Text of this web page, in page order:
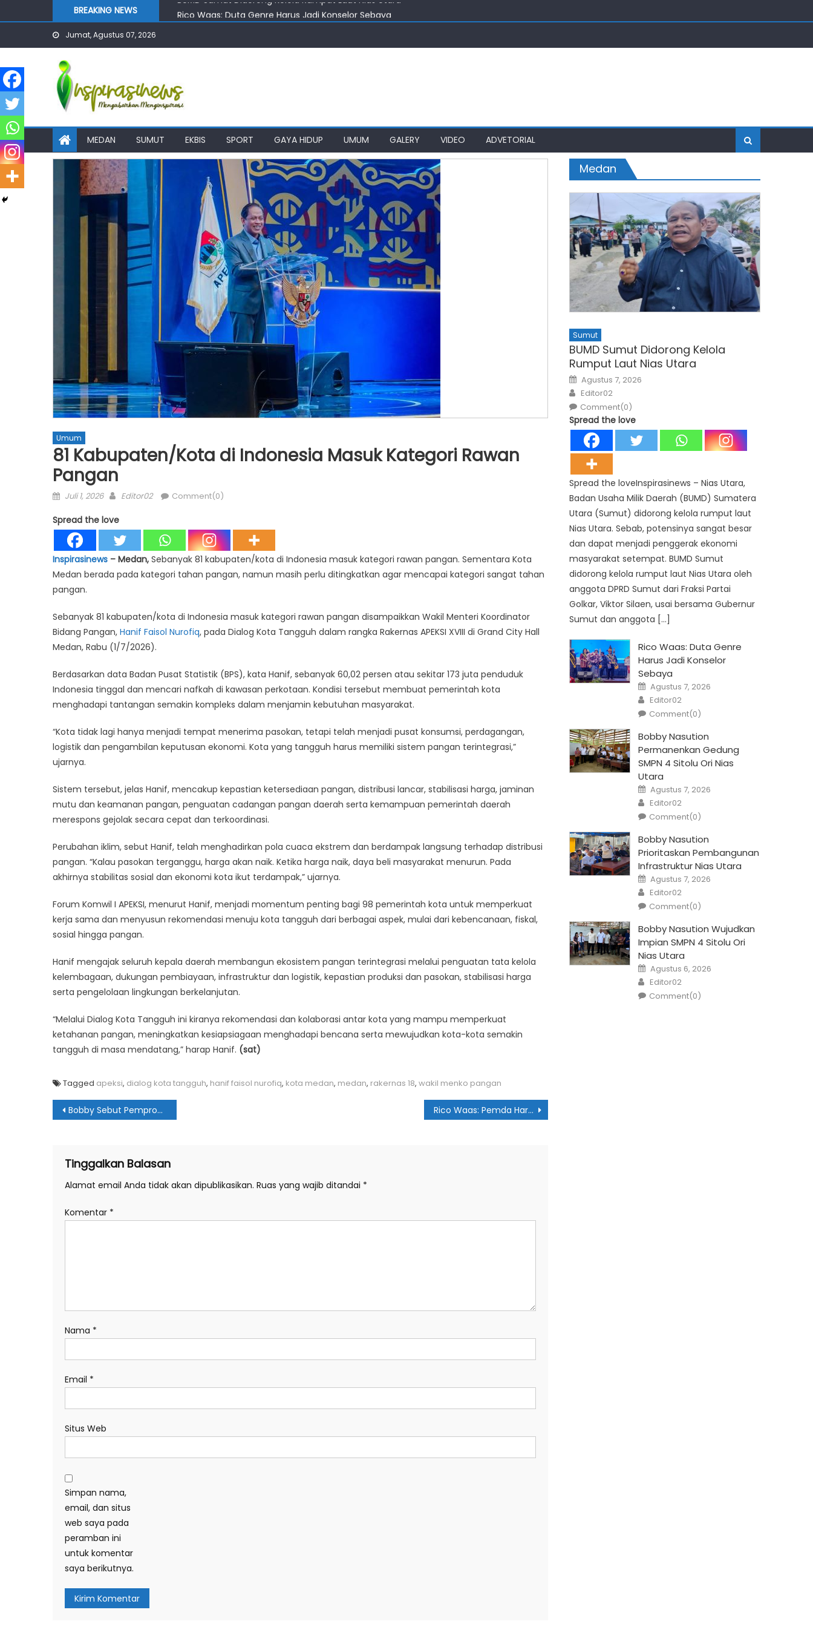
to
BREAKING NEWS
Rico Waas: Duta Genre Harus Jadi Konselor Sebaya
Bobby Nasution Permanenkan Gedung SMPN 4 Sitolu Ori Nias Utara
Jumat, Agustus 07, 2026
MEDAN SUMUT EKBIS SPORT GAYA HIDUP UMUM GALERY VIDEO ADVETORIAL
Umum
81 Kabupaten/Kota di Indonesia Masuk Kategori Rawan
Pangan
Posted
Juli 1, 2026 Author
Editor02 Comment(0)
Spread the love
Inspirasinews – Medan, Sebanyak 81 kabupaten/kota di Indonesia masuk kategori rawan pangan. Sementara Kota
Medan berada pada kategori tahan pangan, namun masih perlu ditingkatkan agar mencapai kategori sangat tahan
pangan.
Sebanyak 81 kabupaten/kota di Indonesia masuk kategori rawan pangan disampaikkan Wakil Menteri Koordinator
Bidang Pangan, Hanif Faisol Nurofiq, pada Dialog Kota Tangguh dalam rangka Rakernas APEKSI XVIII di Grand City Hall
Medan, Rabu (1/7/2026).
Berdasarkan data Badan Pusat Statistik (BPS), kata Hanif, sebanyak 60,02 persen atau sekitar 173 juta penduduk
Indonesia tinggal dan mencari nafkah di kawasan perkotaan. Kondisi tersebut membuat pemerintah kota
menghadapi tantangan semakin kompleks dalam menjamin kebutuhan masyarakat.
“Kota tidak lagi hanya menjadi tempat menerima pasokan, tetapi telah menjadi pusat konsumsi, perdagangan,
logistik dan pengambilan keputusan ekonomi. Kota yang tangguh harus memiliki sistem pangan terintegrasi,”
ujarnya.
Sistem tersebut, jelas Hanif, mencakup kepastian ketersediaan pangan, distribusi lancar, stabilisasi harga, jaminan
mutu dan keamanan pangan, penguatan cadangan pangan daerah serta kemampuan pemerintah daerah
merespons gejolak secara cepat dan terkoordinasi.
Perubahan iklim, sebut Hanif, telah menghadirkan pola cuaca ekstrem dan berdampak langsung terhadap distribusi
pangan. “Kalau pasokan terganggu, harga akan naik. Ketika harga naik, daya beli masyarakat menurun. Pada
akhirnya stabilitas sosial dan ekonomi kota ikut terdampak,” ujarnya.
Forum Komwil I APEKSI, menurut Hanif, menjadi momentum penting bagi 98 pemerintah kota untuk memperkuat
kerja sama dan menyusun rekomendasi menuju kota tangguh dari berbagai aspek, mulai dari kebencanaan, fiskal,
sosial hingga pangan.
Hanif mengajak seluruh kepala daerah membangun ekosistem pangan terintegrasi melalui penguatan tata kelola
kelembagaan, dukungan pembiayaan, infrastruktur dan logistik, kepastian produksi dan pasokan, stabilisasi harga
serta pengelolaan lingkungan berkelanjutan.
“Melalui Dialog Kota Tangguh ini kiranya rekomendasi dan kolaborasi antar kota yang mampu memperkuat
ketahanan pangan, meningkatkan kesiapsiagaan menghadapi bencana serta mewujudkan kota-kota semakin
tangguh di masa mendatang,” harap Hanif. (sat)
Tagged apeksi, dialog kota tangguh, hanif faisol nurofiq, kota medan, medan, rakernas 18, wakil menko pangan
Navigasi
Bobby Sebut Pemprov Sumut Surplus Anggaran Rp521,494 Miliar Rico Waas: Pemda Harus Beradaptasi dengan Perkembangan Teknologi
Tinggalkan Balasan
Alamat email Anda tidak akan dipublikasikan. Ruas yang wajib ditandai *
Komentar *
Nama *
Email *
Situs Web
Simpan nama,
email, dan situs
web saya pada
peramban ini
untuk komentar
saya berikutnya.
Medan
Sumut
BUMD Sumut Didorong Kelola
Rumput Laut Nias Utara
Posted
on
Agustus 7, 2026
Author
Editor02
Comment(0)
Spread the love
Spread the loveInspirasinews – Nias Utara,
Badan Usaha Milik Daerah (BUMD) Sumatera
Utara (Sumut) didorong kelola rumput laut
Nias Utara. Sebab, potensinya sangat besar
dan dapat menjadi penggerak ekonomi
masyarakat setempat. BUMD Sumut
didorong kelola rumput laut Nias Utara oleh
anggota DPRD Sumut dari Fraksi Partai
Golkar, Viktor Silaen, usai bersama Gubernur
Sumut dan anggota […]
Rico Waas: Duta Genre
Harus Jadi Konselor
Sebaya
Posted
on
Agustus 7, 2026
Author
Editor02
Comment(0)
Bobby Nasution
Permanenkan Gedung
SMPN 4 Sitolu Ori Nias
Utara
Posted
on
Agustus 7, 2026
Author
Editor02
Comment(0)
Bobby Nasution
Prioritaskan Pembangunan
Infrastruktur Nias Utara
Posted
on
Agustus 7, 2026
Author
Editor02
Comment(0)
Bobby Nasution Wujudkan
Impian SMPN 4 Sitolu Ori
Nias Utara
Posted
on
Agustus 6, 2026
Author
Editor02
Comment(0)